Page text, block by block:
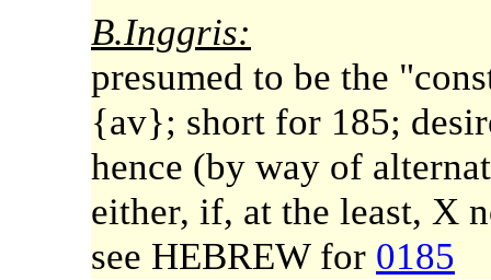
B.Inggris:
presumed to be the
{av}; short for 185;
hence (by way of
either, if, at the least, X
see HEBREW for 0185